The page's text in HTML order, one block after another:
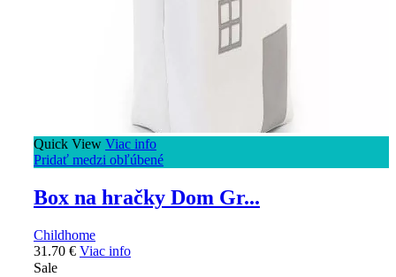
Quick View Viac info
Pridať medzi obľúbené
Box na hračky Dom Gr...
Childhome
31.70 € Viac info
Sale